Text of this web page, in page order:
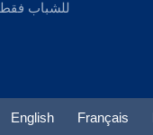
للشباب فقط
Français
English